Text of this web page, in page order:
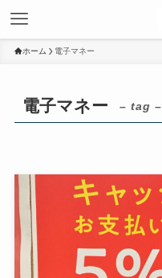
ホーム 電子マネー
電子マネー – tag –